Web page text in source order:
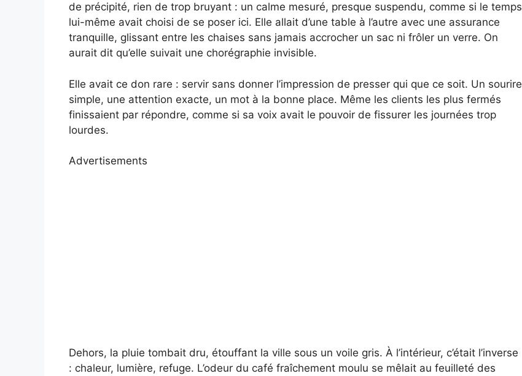
de précipité, rien de trop bruyant : un calme mesuré, presque suspendu, comme si le temps
lui-même avait choisi de se poser ici. Elle allait d’une table à l’autre avec une assurance
tranquille, glissant entre les chaises sans jamais accrocher un sac ni frôler un verre. On
aurait dit qu’elle suivait une chorégraphie invisible.
Elle avait ce don rare : servir sans donner l’impression de presser qui que ce soit. Un sourire
simple, une attention exacte, un mot à la bonne place. Même les clients les plus fermés
finissaient par répondre, comme si sa voix avait le pouvoir de fissurer les journées trop
lourdes.
Advertisements
Dehors, la pluie tombait dru, étouffant la ville sous un voile gris. À l’intérieur, c’était l’inverse
: chaleur, lumière, refuge. L’odeur du café fraîchement moulu se mêlait au feuilleté des